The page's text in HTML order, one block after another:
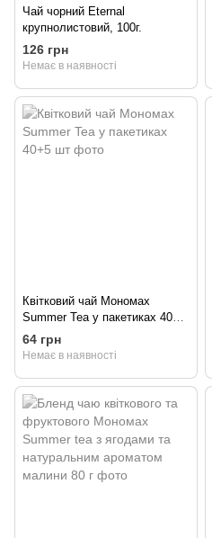
Чай чорний Eternal
крупнолистовий, 100г.
126 грн
Немає в наявності
Квітковий чай Мономах
Summer Tea у пакетиках 40+5
шт
64 грн
Немає в наявності